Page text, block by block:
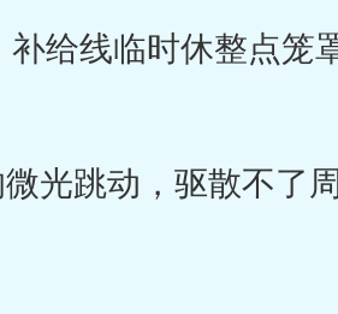
给线临时休整点笼
光跳动，驱散不了